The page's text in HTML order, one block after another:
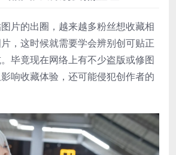
片的出圈，越来越多粉丝想收藏相
，这时候就需要学会辨别创可贴正
毕竟现在网络上有不少盗版或修图
响收藏体验，还可能侵犯创作者的